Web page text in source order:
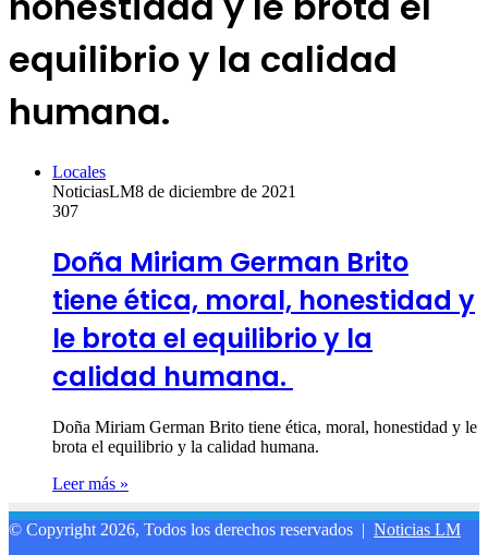
equilibrio y la calidad
humana.
Locales
NoticiasLM8 de diciembre de 2021
307
Doña Miriam German Brito
tiene ética, moral, honestidad y
le brota el equilibrio y la
calidad humana.
Doña Miriam German Brito tiene ética, moral, honestidad y le
brota el equilibrio y la calidad humana.
Leer más »
© Copyright 2026, Todos los derechos reservados | Noticias LM